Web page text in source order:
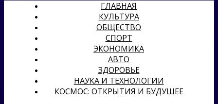
ГЛАВНАЯ
КУЛЬТУРА
ОБЩЕСТВО
СПОРТ
ЭКОНОМИКА
АВТО
ЗДОРОВЬЕ
НАУКА И ТЕХНОЛОГИИ
КОСМОС: ОТКРЫТИЯ И БУДУЩЕЕ